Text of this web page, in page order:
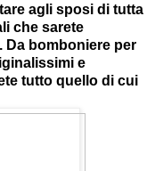
agli sposi di tutta
che sarete
bomboniere per
e
tutto quello di cui